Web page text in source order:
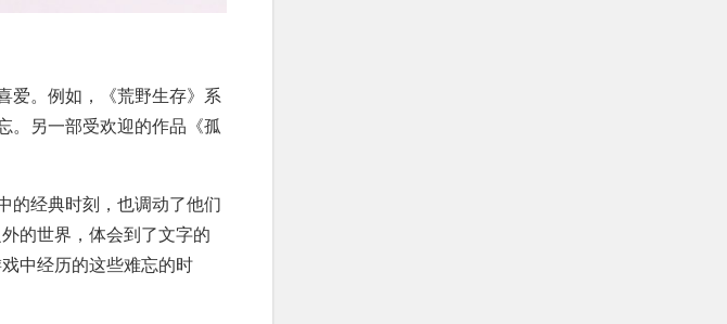
爱。例如，《荒野生存》系
。另一部受欢迎的作品《孤
的经典时刻，也调动了他们
的世界，体会到了文字的
中经历的这些难忘的时